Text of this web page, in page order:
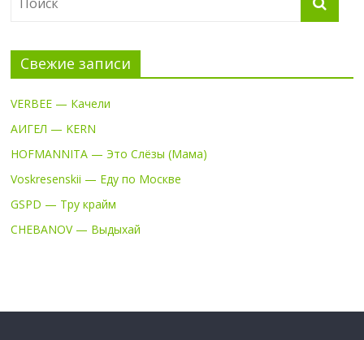
Свежие записи
VERBEE — Качели
АИГЕЛ — KERN
HOFMANNITA — Это Слёзы (Мама)
Voskresenskii — Еду по Москве
GSPD — Тру крайм
CHEBANOV — Выдыхай